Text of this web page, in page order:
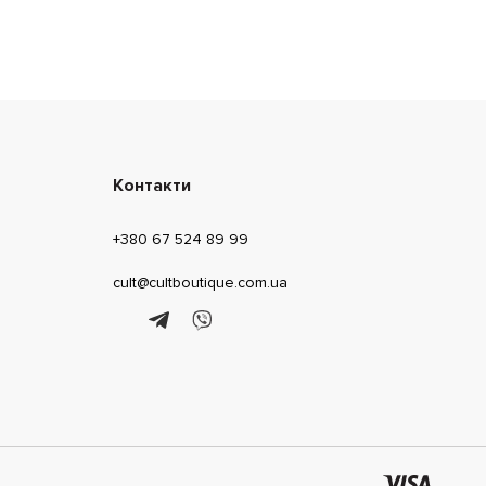
Контакти
+380 67 524 89 99
cult@cultboutique.com.ua